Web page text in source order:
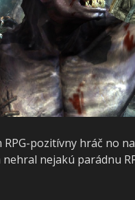
pozitívny hráč no
nejakú parádnu